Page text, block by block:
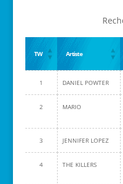
TW Artiste
1 DANIEL POWTER
2 MARIO
3 JENNIFER LOPEZ
4 THE KILLERS